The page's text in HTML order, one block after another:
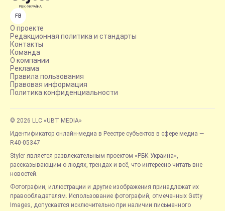
FB
О проекте
Редакционная политика и стандарты
Контакты
Команда
О компании
Реклама
Правила пользования
Правовая информация
Политика конфиденциальности
© 2026 LLC «UBT MEDIA»
Идентификатор онлайн-медиа в Реестре субъектов в сфере медиа —
R40-05347
Styler является развлекательным проектом «РБК-Украина»,
рассказывающим о людях, трендах и всё, что интересно читать вне
новостей.
Фотографии, иллюстрации и другие изображения принадлежат их
правообладателям. Использование фотографий, отмеченных Getty
Images, допускается исключительно при наличии письменного